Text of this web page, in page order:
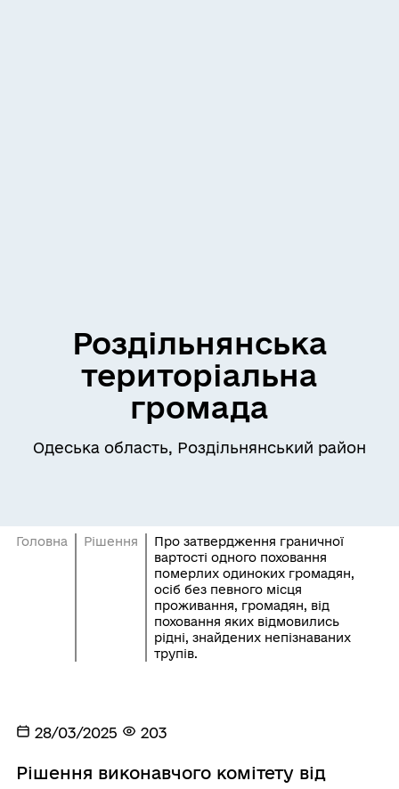
Роздільнянська
територіальна
громада
Одеська область, Роздільнянський район
Головна Рішення
Про затвердження граничної
вартості одного поховання
померлих одиноких громадян,
осіб без певного місця
проживання, громадян, від
поховання яких відмовились
рідні, знайдених непізнаваних
трупів.
28/03/2025 203
Рішення виконавчого комітету від